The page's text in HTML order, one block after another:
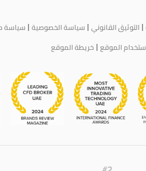
التوثيق القانوني سياسة الخصوصية سياسة
الموقع خريطة الموقع